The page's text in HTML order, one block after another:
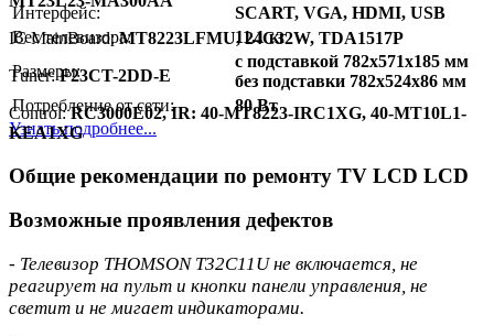
Интерфейс:
SCART, VGA, HDMI, USB
Вес телевизора:
11.1 кг
Размеры:
с подставкой 782x571x185 мм
без подставки 782x524x86 мм
Потребление от сети:
80 Вт
Узнать подробнее...
IC MainBoard:MT8223LFMU, 24C32W, TDA1517P
Тuner:F23CT-2DD-E
Control:RC3000E02, IR: 40-MT8223-IRC1XG, 40-MT10L1-
KEA1XG
Общие рекомендации по ремонту TV LCD LCD
Возможные проявления дефектов
- Телевизор THOMSON T32C11U не включается, не
реагирует на пульт и кнопки панели управления, не
светит и не мигает индикаторами.